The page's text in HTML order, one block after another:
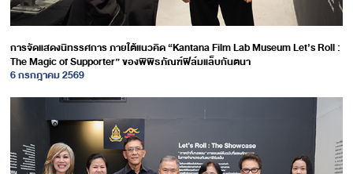
การจัดแสดงนิทรรศการ ภายใต้แนวคิด “Kantana Film Lab Museum Let’s Roll :
The Magic of Supporter” ของพิพิธภัณฑ์ฟิล์มแล็บกันตนา
6 กรกฎาคม 2569